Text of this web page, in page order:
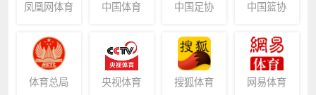
凤凰网体育 中国体育 中国足协 中国篮协
体育总局 央视体育 搜狐体育 网易体育